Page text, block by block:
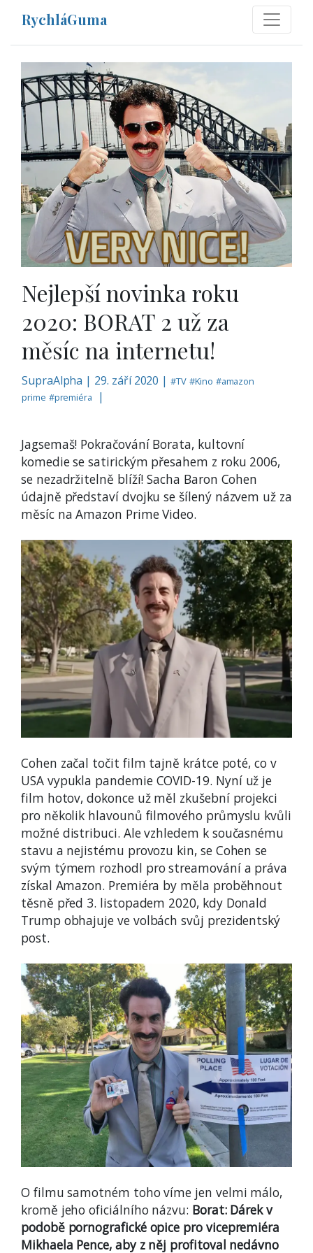
RychláGuma
Nejlepší novinka roku
2020: BORAT 2 už za
měsíc na internetu!
SupraAlpha | 29. září 2020 |#TV #Kino #amazon
prime #premiéra |
Jagsemaš! Pokračování Borata, kultovní
komedie se satirickým přesahem z roku 2006,
se nezadržitelně blíží! Sacha Baron Cohen
údajně představí dvojku se šílený názvem už za
měsíc na Amazon Prime Video.
Cohen začal točit film tajně krátce poté, co v
USA vypukla pandemie COVID-19. Nyní už je
film hotov, dokonce už měl zkušební projekci
pro několik hlavounů filmového průmyslu kvůli
možné distribuci. Ale vzhledem k současnému
stavu a nejistému provozu kin, se Cohen se
svým týmem rozhodl pro streamování a práva
získal Amazon. Premiéra by měla proběhnout
těsně před 3. listopadem 2020, kdy Donald
Trump obhajuje ve volbách svůj prezidentský
post.
O filmu samotném toho víme jen velmi málo,
kromě jeho oficiálního názvu: Borat: Dárek v
podobě pornografické opice pro vicepremiéra
Mikhaela Pence, aby z něj profitoval nedávno